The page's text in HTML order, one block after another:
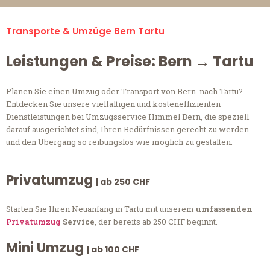
Transporte & Umzüge Bern Tartu
Leistungen & Preise: Bern → Tartu
Planen Sie einen Umzug oder Transport von Bern nach Tartu?
Entdecken Sie unsere vielfältigen und kosteneffizienten
Dienstleistungen bei Umzugsservice Himmel Bern, die speziell
darauf ausgerichtet sind, Ihren Bedürfnissen gerecht zu werden
und den Übergang so reibungslos wie möglich zu gestalten.
Privatumzug | ab 250 CHF
Starten Sie Ihren Neuanfang in Tartu mit unserem umfassenden
Privatumzug Service, der bereits ab 250 CHF beginnt.
Mini Umzug | ab 100 CHF